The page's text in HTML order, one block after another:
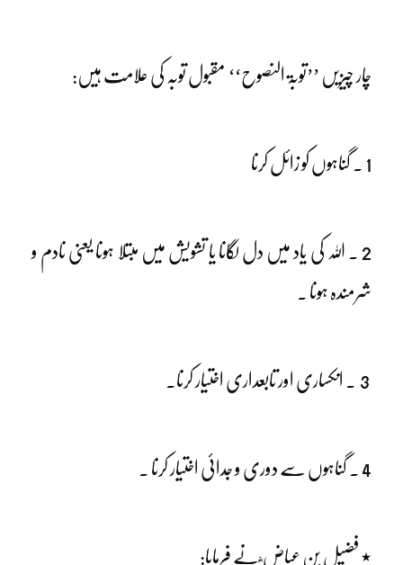
چار چیزیں ’’توبۃ النصوح‘‘ مقبول توبہ کی علامت ہیں:
1 ۔ گناہوں کو زائل کرنا
2 ۔ اللہ کی یاد میں دل لگانا یا تشویش میں مبتلا ہونا یعنی نادم و
شرمندہ ہونا ۔
4 ۔ گناہوں سے دوری و جدائی اختیار کرنا ۔
٭ فضیل بن عیاض ؓ نے فرمایا: